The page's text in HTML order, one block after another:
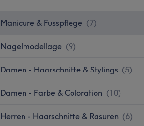
Manicure & Fusspflege (7)
Nagelmodellage (9)
Damen - Haarschnitte & Stylings (5)
Damen - Farbe & Coloration (10)
Herren - Haarschnitte & Rasuren (6)